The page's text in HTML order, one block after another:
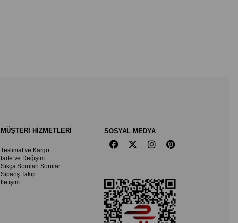
MÜŞTERİ HİZMETLERİ
Teslimat ve Kargo
İade ve Değişim
Sıkça Sorulan Sorular
Sipariş Takip
İletişim
SOSYAL MEDYA